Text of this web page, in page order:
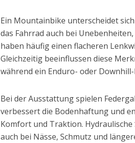
Ein Mountainbike unterscheidet
das Fahrrad auch bei
haben häufig einen flacheren
Gleichzeitig beeinflussen diese
während ein Enduro- oder
Bei der Ausstattung spielen
verbessert die Bodenhaftung und
Komfort und Traktion.
auch bei Nässe, Schmutz und